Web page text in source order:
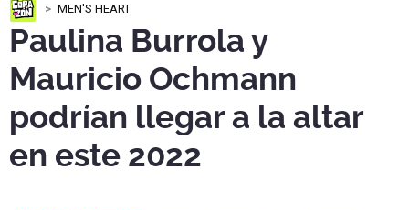
MEN'S HEART
Paulina Burrola y
Mauricio Ochmann
podrían llegar a la altar
en este 2022